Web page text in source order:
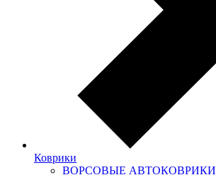
Коврики
ВОРСОВЫЕ АВТОКОВРИКИ